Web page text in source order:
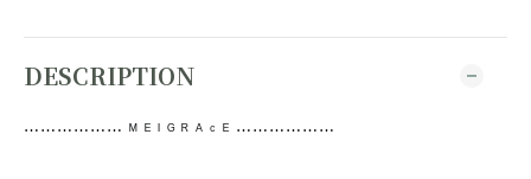
DESCRIPTION
⋯⋯ ⋯⋯⋯⋯ ᴹ ᴱ ᴵ ᴳ ᴿ ᴬ ᶜ ᴱ ⋯⋯⋯⋯ ⋯⋯